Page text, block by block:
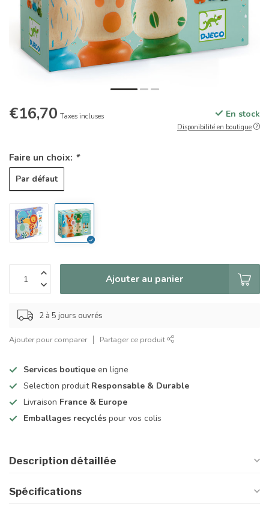
€16,70 Taxes incluses En stock
Disponibilité en boutique
Faire un choix: *
Par défaut
Ajouter au panier
2 à 5 jours ouvrés
Ajouter pour comparer Partager ce produit
Services boutique en ligne
Selection produit Responsable & Durable
Livraison France & Europe
Emballages recyclés pour vos colis
Description détaillée
Spécifications